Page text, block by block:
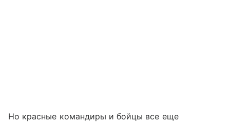
Но красные командиры и бойцы все еще